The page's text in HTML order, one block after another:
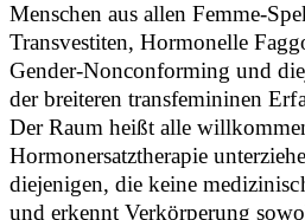
Menschen aus allen Femme-
Transvestiten, Hormonelle
Gender-Nonconforming und
der breiteren transfemininen
Der Raum heißt alle
Hormonersatztherapie
diejenigen, die keine
und erkennt Verkörperung